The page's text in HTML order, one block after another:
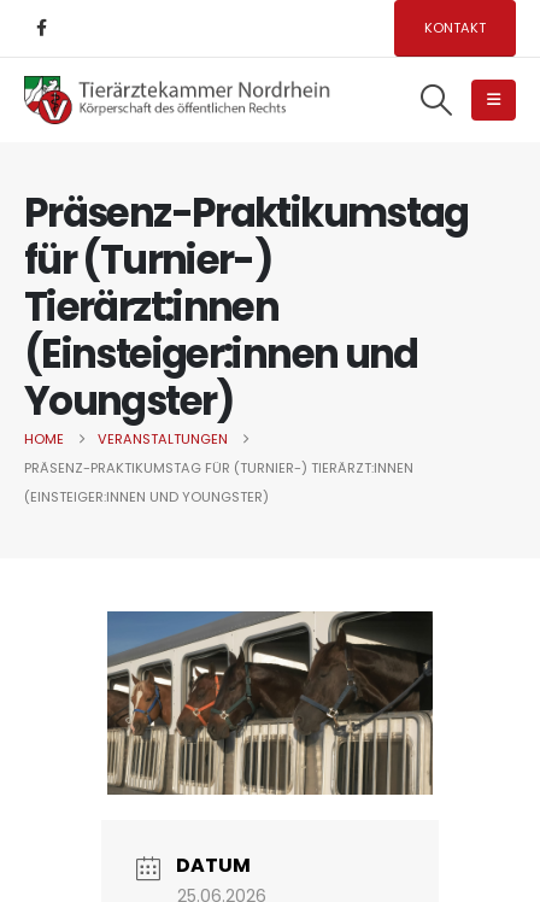
KONTAKT
Präsenz-Praktikumstag
für (Turnier-)
Tierärzt:innen
(Einsteiger:innen und
Youngster)
HOME
VERANSTALTUNGEN
PRÄSENZ-PRAKTIKUMSTAG FÜR (TURNIER-) TIERÄRZT:INNEN
(EINSTEIGER:INNEN UND YOUNGSTER)
DATUM
25.06.2026